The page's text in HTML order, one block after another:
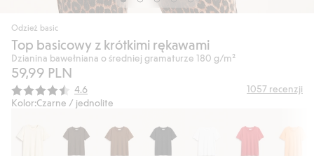
Odzież basic
Top basicowy z krótkimi rękawami
Dzianina bawełniana o średniej gramaturze 180 g/m²
59,99 PLN
Średnia ocena:
4.6 1057 recenzji
Kolor:Czarne / jednolite